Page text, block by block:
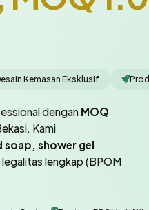
Kemasan Eksklusif
dengan MOQ
Kami
soap, shower gel
lengkap (BPOM